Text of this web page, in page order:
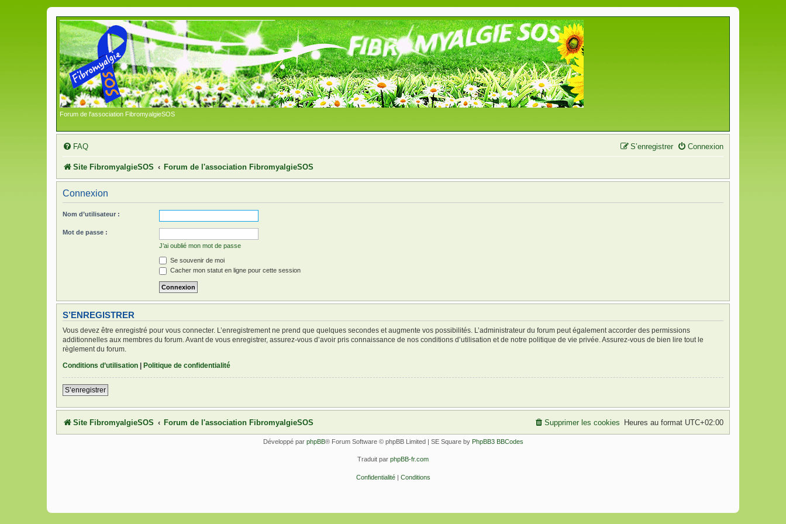
Forum de l'association FibromyalgieSOS
FAQ Connexion
S’enregistrer
Site FibromyalgieSOS Forum de l'association FibromyalgieSOS
Connexion
Nom d’utilisateur :
Mot de passe :
J’ai oublié mon mot de passe
Se souvenir de moi
Cacher mon statut en ligne pour cette session
S’ENREGISTRER
Vous devez être enregistré pour vous connecter. L’enregistrement ne prend que quelques secondes et augmente vos possibilités. L’administrateur du forum peut également accorder des permissions
additionnelles aux membres du forum. Avant de vous enregistrer, assurez-vous d’avoir pris connaissance de nos conditions d’utilisation et de notre politique de vie privée. Assurez-vous de bien lire tout le
règlement du forum.
Conditions d’utilisation | Politique de confidentialité
S’enregistrer
Site FibromyalgieSOS Forum de l'association FibromyalgieSOS Heures au format UTC+02:00
Supprimer les cookies
Développé par phpBB® Forum Software © phpBB Limited | SE Square by PhpBB3 BBCodes
Traduit par phpBB-fr.com
Confidentialité| Conditions